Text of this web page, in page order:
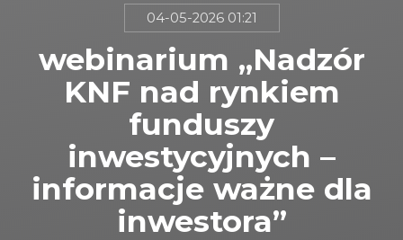
04-05-2026 01:21
webinarium „Nadzór
KNF nad rynkiem
funduszy
inwestycyjnych –
informacje ważne dla
inwestora”